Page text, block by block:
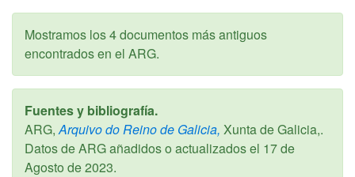
Mostramos los 4 documentos más antiguos
encontrados en el ARG.
Fuentes y bibliografía.
ARG, Arquivo do Reino de Galicia, Xunta de Galicia,.
Datos de ARG añadidos o actualizados el 17 de
Agosto de 2023.